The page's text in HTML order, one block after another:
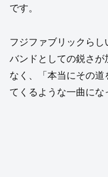
です。
フジファブリックら
バンドとしての鋭さ
なく、「本当にその
てくるような一曲にな